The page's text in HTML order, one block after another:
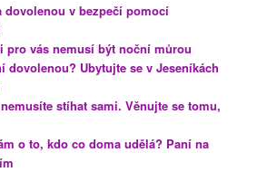
dovolenou v bezpečí pomocí
pro vás nemusí být noční můrou
dovolenou? Ubytujte se v Jeseníkách
stíhat sami. Věnujte se tomu,
o to, kdo co doma udělá? Paní na